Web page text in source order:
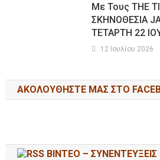
Με Τους THE
ΣΚΗΝΟΘΕΣΙΑ
ΤΕΤΑΡΤΗ 22
12 Ιουλίου 2026
ΑΚΟΛΟΥΘΉΣΤΕ ΜΑΣ ΣΤΟ
ΒΙΝΤΕΟ – ΣΥΝΕΝΤΕΥΞΕΙΣ